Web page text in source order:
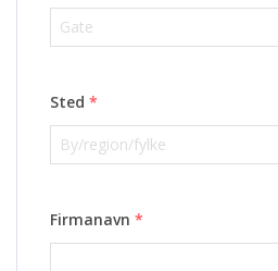
Sted *
Firmanavn *